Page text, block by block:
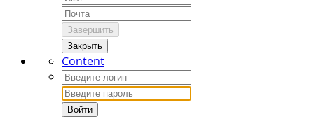
Завершить
Закрыть
Content
Войти